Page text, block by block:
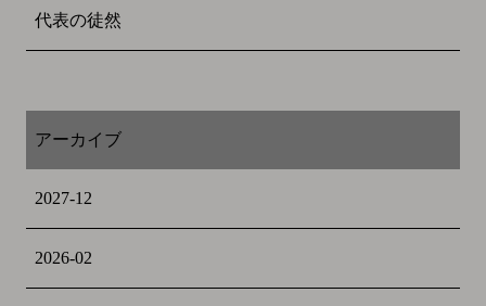
代表の徒然
アーカイブ
2027-12
2026-02